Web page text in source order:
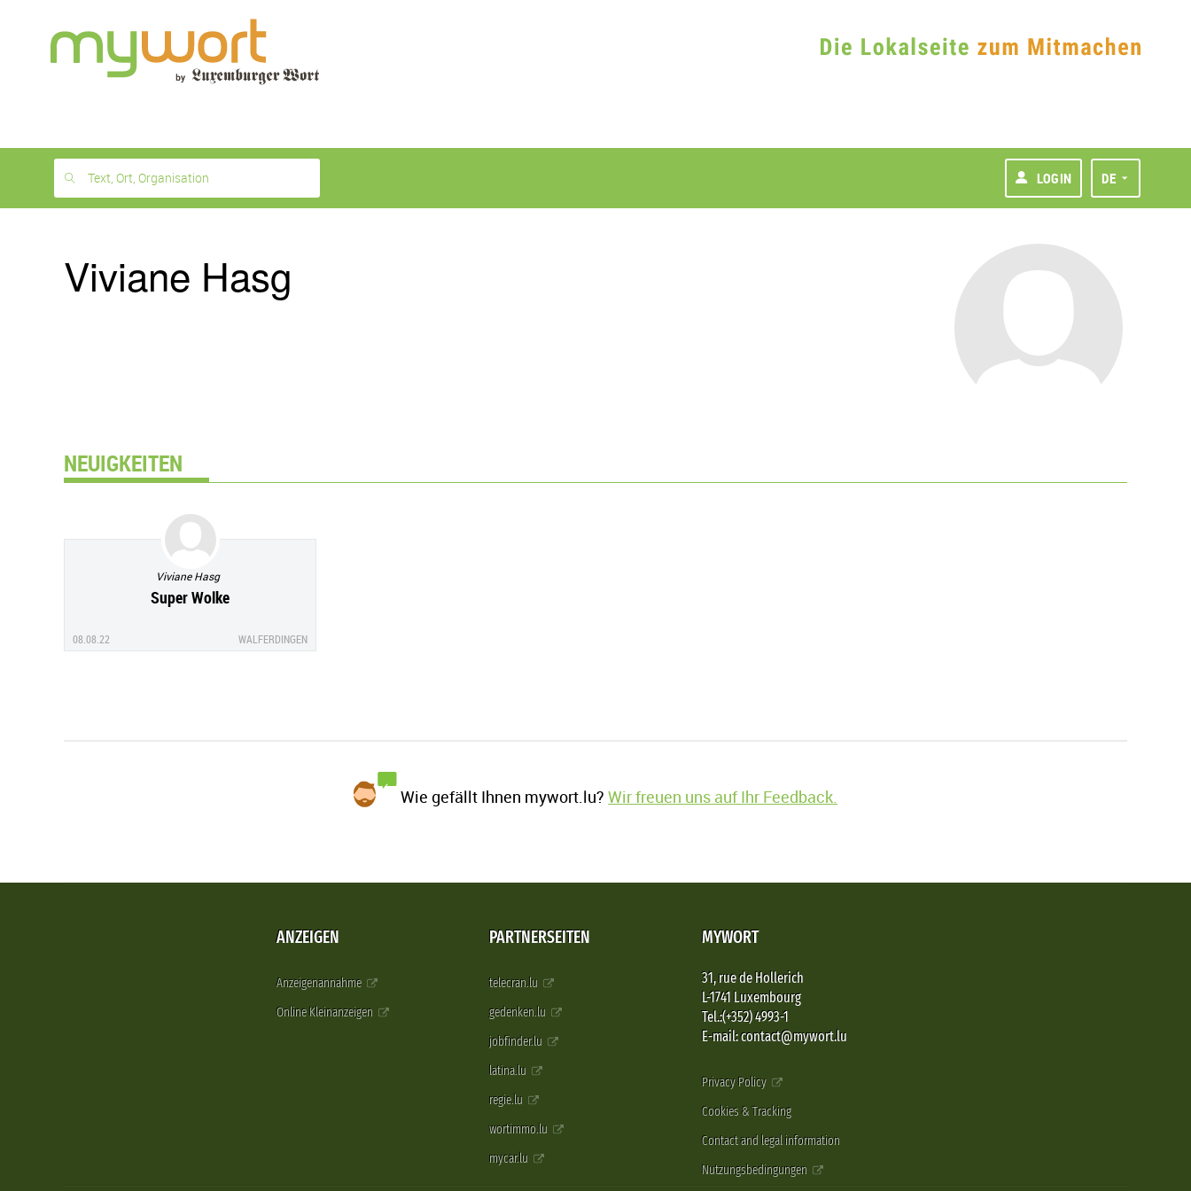
month
free
Text, Ort, Organisation LOGIN DE
Viviane Hasg
NEUIGKEITEN
Viviane Hasg
Super Wolke
08.08.22 WALFERDINGEN
Wie gefällt Ihnen mywort.lu?Wir freuen uns auf Ihr Feedback.
ANZEIGEN
Anzeigenannahme
Online Kleinanzeigen
PARTNERSEITEN
telecran.lu
gedenken.lu
jobfinder.lu
latina.lu
regie.lu
wortimmo.lu
mycar.lu
MYWORT
31, rue de Hollerich
L-1741 Luxembourg
Tel.:(+352) 4993-1
E-mail: contact@mywort.lu
Privacy Policy
Cookies & Tracking
Contact and legal information
Nutzungsbedingungen